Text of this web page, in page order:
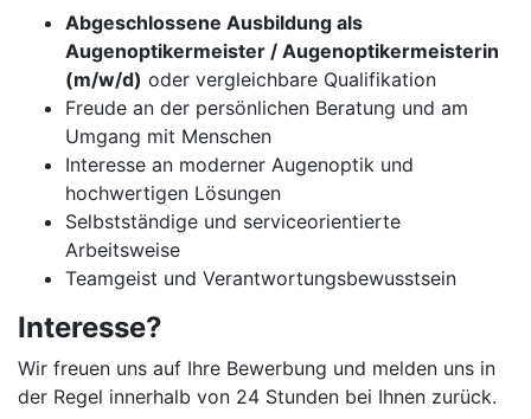
Abgeschlossene Ausbildung als
Augenoptikermeister / Augenoptikermeisterin
(m/w/d) oder vergleichbare Qualifikation
Freude an der persönlichen Beratung und am
Umgang mit Menschen
Interesse an moderner Augenoptik und
hochwertigen Lösungen
Selbstständige und serviceorientierte
Arbeitsweise
Teamgeist und Verantwortungsbewusstsein
Interesse?
Wir freuen uns auf Ihre Bewerbung und melden uns in
der Regel innerhalb von 24 Stunden bei Ihnen zurück.